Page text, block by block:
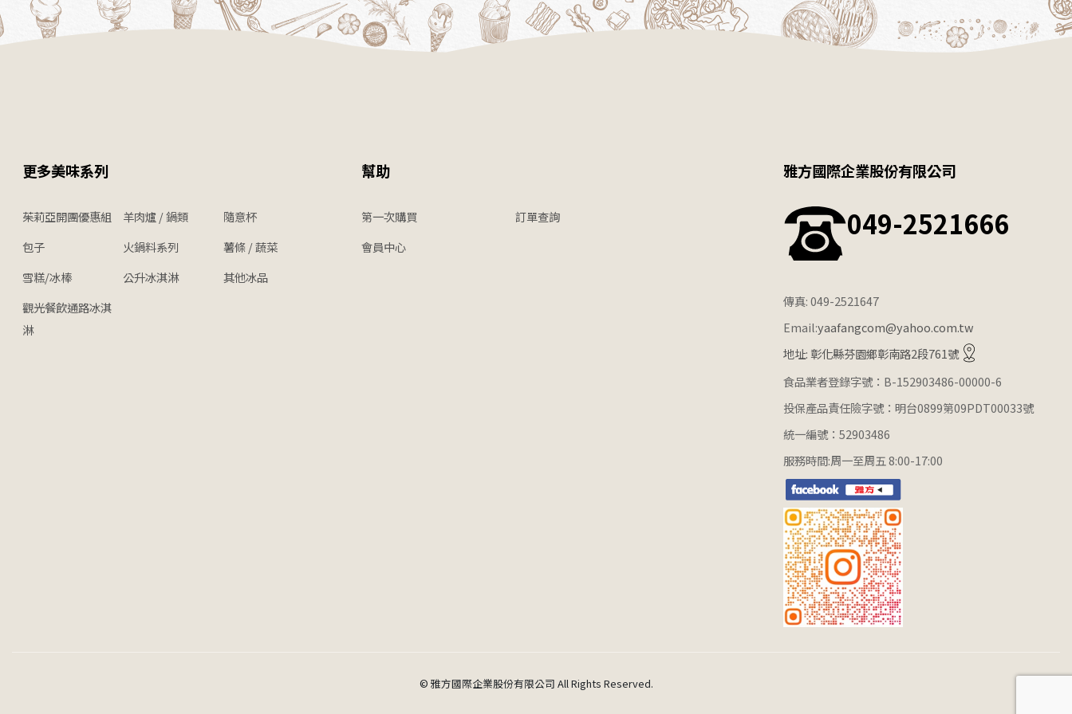
更多美味系列
茱莉亞開團優惠組 羊肉爐 / 鍋類
隨意杯
包子
火鍋料系列
薯條 / 蔬菜
雪糕/冰棒
公升冰淇淋
其他冰品
觀光餐飲通路冰淇
淋
幫助
第一次購買
訂單查詢
會員中心
雅方國際企業股份有限公司
049-2521666
傳真: 049-2521647
Email:yaafangcom@yahoo.com.tw
地址: 彰化縣芬園鄉彰南路2段761號
食品業者登錄字號：B-152903486-00000-6
投保產品責任險字號：明台0899第09PDT00033號
統一編號：52903486
服務時間:周一至周五 8:00-17:00
© 雅方國際企業股份有限公司 All Rights Reserved.